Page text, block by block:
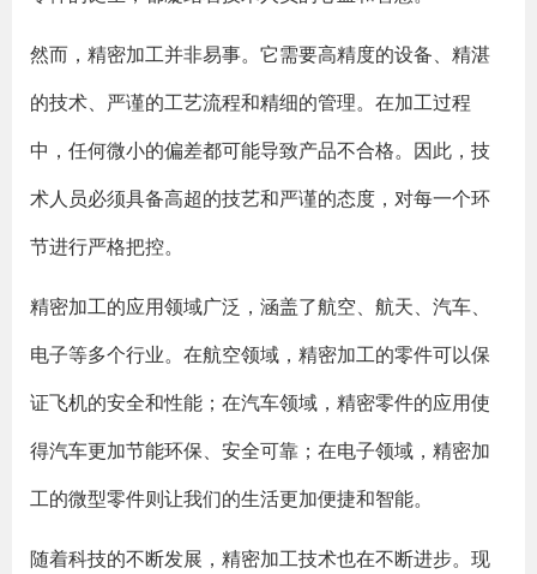
然而，精密加工并非易事。它需要高精度的设备、精湛
的技术、严谨的工艺流程和精细的管理。在加工过程
中，任何微小的偏差都可能导致产品不合格。因此，技
术人员必须具备高超的技艺和严谨的态度，对每一个环
节进行严格把控。
精密加工的应用领域广泛，涵盖了航空、航天、汽车、
电子等多个行业。在航空领域，精密加工的零件可以保
证飞机的安全和性能；在汽车领域，精密零件的应用使
得汽车更加节能环保、安全可靠；在电子领域，精密加
工的微型零件则让我们的生活更加便捷和智能。
随着科技的不断发展，精密加工技术也在不断进步。现